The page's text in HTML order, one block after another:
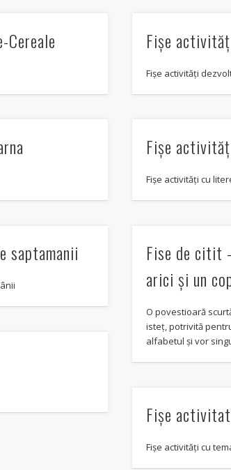
Cereale Fișe
Fișe activități
Fişe
Fişe activităţi cu
saptamanii
Fise de citit
arici și un
O povestioară
isteț, potrivită
alfabetul și vor
Fișe
Fișe activități cu